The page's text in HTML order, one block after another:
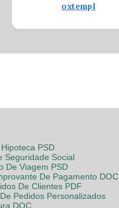
oxtempl
PSD
Seguridade Social
De Viagem PSD
De Pagamento DOC
De Clientes PDF
Pedidos Personalizados
DOC